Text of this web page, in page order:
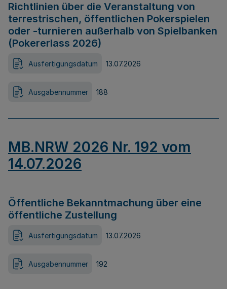
Richtlinien über die Veranstaltung von
terrestrischen, öffentlichen Pokerspielen
oder -turnieren außerhalb von Spielbanken
(Pokererlass 2026)
Ausfertigungsdatum 13.07.2026
Ausgabennummer 188
MB.NRW 2026 Nr. 192 vom
14.07.2026
Öffentliche Bekanntmachung über eine
öffentliche Zustellung
Ausfertigungsdatum 13.07.2026
Ausgabennummer 192